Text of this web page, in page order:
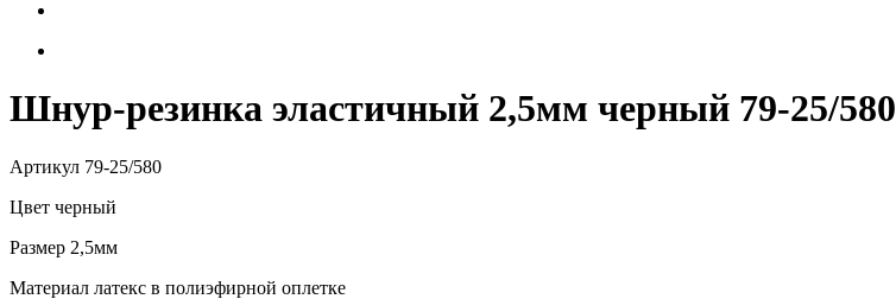
Шнур-резинка эластичный 2,5мм черный 79-25/580
Артикул 79-25/580
Цвет черный
Размер 2,5мм
Материал латекс в полиэфирной оплетке